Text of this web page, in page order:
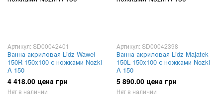
Артикул: SD00042401
Ванна акриловая Lidz Wawel
150R 150x100 с ножками Nozki
A 150
4 418.00 цена грн
Нет в наличии
Артикул: SD00042398
Ванна акриловая Lidz Majatek
150L 150x100 с ножками Nozki
A 150
5 890.00 цена грн
Нет в наличии